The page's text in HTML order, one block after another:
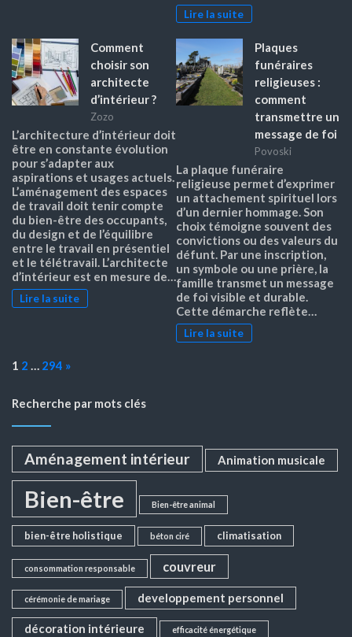
Lire la suite
Comment
choisir son
architecte
d’intérieur ?
Zozo
L’architecture d’intérieur doit
être en constante évolution
pour s’adapter aux
aspirations et usages actuels.
L’aménagement des espaces
de travail doit tenir compte
du bien-être des occupants,
du design et de l’équilibre
entre le travail en présentiel
et le télétravail. L’architecte
d’intérieur est en mesure de…
Lire la suite
Plaques
funéraires
religieuses :
comment
transmettre un
message de foi
Povoski
La plaque funéraire
religieuse permet d’exprimer
un attachement spirituel lors
d’un dernier hommage. Son
choix témoigne souvent des
convictions ou des valeurs du
défunt. Par une inscription,
un symbole ou une prière, la
famille transmet un message
de foi visible et durable.
Cette démarche reflète…
Lire la suite
Page:
1 2 … 294 Next
»
Recherche par mots clés
Aménagement intérieur Animation musicale
Bien-être Bien-être animal
bien-être holistique béton ciré climatisation
consommation responsable couvreur
cérémonie de mariage developpement personnel
décoration intérieure efficacité énergétique